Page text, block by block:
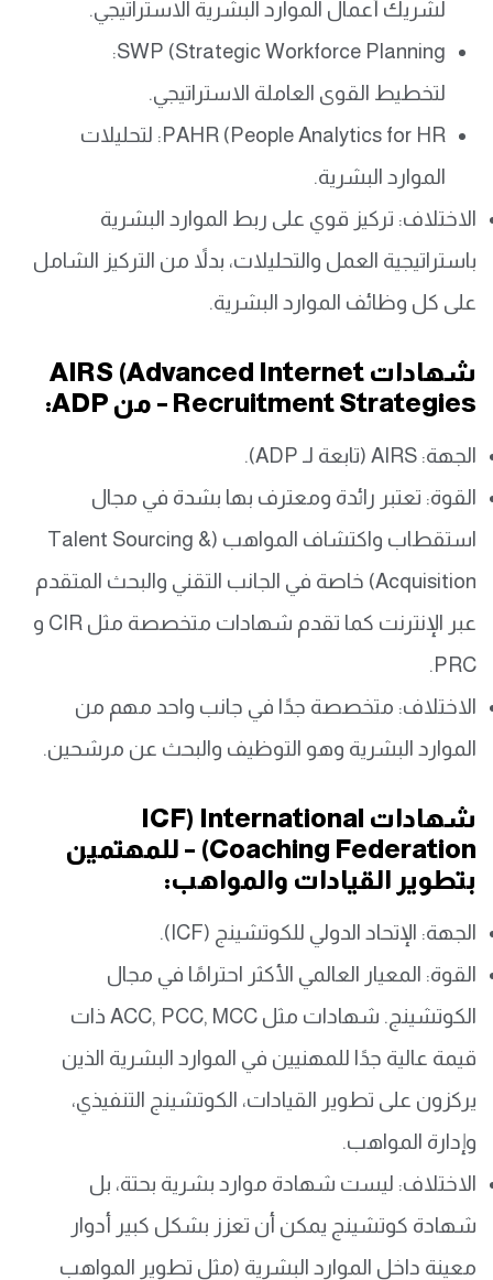
لشريك أعمال الموارد البشرية الاستراتيجي.
SWP (Strategic Workforce Planning:
لتخطيط القوى العاملة الاستراتيجي.
PAHR (People Analytics for HR: لتحليلات
الموارد البشرية.
الاختلاف: تركيز قوي على ربط الموارد البشرية
باستراتيجية العمل والتحليلات، بدلاً من التركيز الشامل
على كل وظائف الموارد البشرية.
شهادات AIRS (Advanced Internet
Recruitment Strategies – من ADP:
الجهة: AIRS (تابعة لـ ADP).
القوة: تعتبر رائدة ومعترف بها بشدة في مجال
استقطاب واكتشاف المواهب (Talent Sourcing &
Acquisition) خاصة في الجانب التقني والبحث المتقدم
عبر الإنترنت كما تقدم شهادات متخصصة مثل CIR و
PRC.
الاختلاف: متخصصة جدًا في جانب واحد مهم من
الموارد البشرية وهو التوظيف والبحث عن مرشحين.
شهادات ICF) International
Coaching Federation) – للمهتمين
بتطوير القيادات والمواهب:
الجهة: الإتحاد الدولي للكوتشينج (ICF).
القوة: المعيار العالمي الأكثر احترامًا في مجال
الكوتشينج. شهادات مثل ACC, PCC, MCC ذات
قيمة عالية جدًا للمهنيين في الموارد البشرية الذين
يركزون على تطوير القيادات، الكوتشينج التنفيذي،
وإدارة المواهب.
الاختلاف: ليست شهادة موارد بشرية بحتة، بل
شهادة كوتشينج يمكن أن تعزز بشكل كبير أدوار
معينة داخل الموارد البشرية (مثل تطوير المواهب